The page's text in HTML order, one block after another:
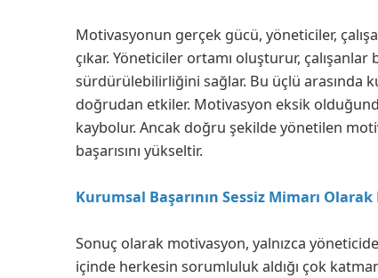
Motivasyonun gerçek gücü, yöneticiler,
çıkar. Yöneticiler ortamı oluşturur,
sürdürülebilirliğini sağlar. Bu üçlü arasında
doğrudan etkiler. Motivasyon eksik
kaybolur. Ancak doğru şekilde yönetilen
başarısını yükseltir.
Kurumsal Başarının Sessiz Mimarı
Sonuç olarak motivasyon, yalnızca
içinde herkesin sorumluluk aldığı çok